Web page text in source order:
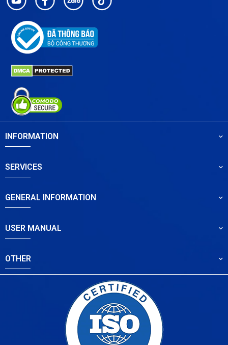
INFORMATION
SERVICES
GENERAL INFORMATION
USER MANUAL
OTHER